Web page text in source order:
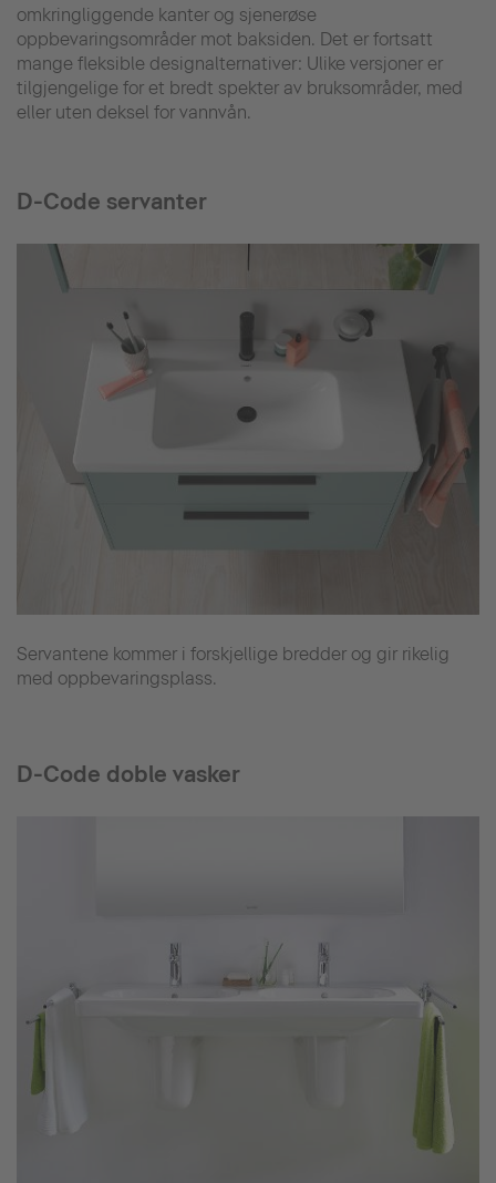
omkringliggende kanter og sjenerøse
oppbevaringsområder mot baksiden. Det er fortsatt
mange fleksible designalternativer: Ulike versjoner er
tilgjengelige for et bredt spekter av bruksområder, med
eller uten deksel for vannvån.
D-Code servanter
Servantene kommer i forskjellige bredder og gir rikelig
med oppbevaringsplass.
D-Code doble vasker